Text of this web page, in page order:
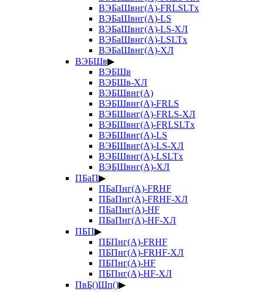
ВЭБаШвнг(А)-FRLSLTx
ВЭБаШвнг(А)-LS
ВЭБаШвнг(А)-LS-ХЛ
ВЭБаШвнг(А)-LSLTx
ВЭБаШвнг(А)-ХЛ
ВЭБШв▶
ВЭБШв
ВЭБШв-ХЛ
ВЭБШвнг(А)
ВЭБШвнг(А)-FRLS
ВЭБШвнг(А)-FRLS-ХЛ
ВЭБШвнг(А)-FRLSLTx
ВЭБШвнг(А)-LS
ВЭБШвнг(А)-LS-ХЛ
ВЭБШвнг(А)-LSLTx
ВЭБШвнг(А)-ХЛ
ПБаП▶
ПБаПнг(А)-FRHF
ПБаПнг(А)-FRHF-ХЛ
ПБаПнг(А)-HF
ПБаПнг(А)-HF-ХЛ
ПБП▶
ПБПнг(А)-FRHF
ПБПнг(А)-FRHF-ХЛ
ПБПнг(А)-HF
ПБПнг(А)-HF-ХЛ
ПвБ()Шп()▶